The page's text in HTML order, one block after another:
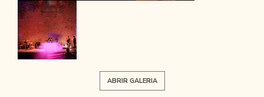
ABRIR GALERIA